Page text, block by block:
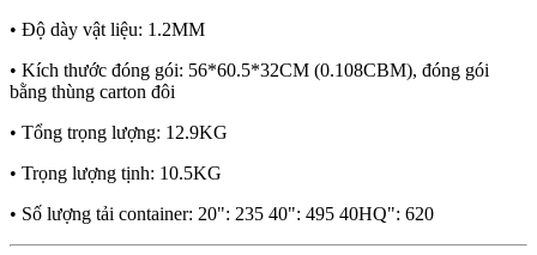
• Độ dày vật liệu: 1.2MM
• Kích thước đóng gói: 56*60.5*32CM (0.108CBM), đóng gói
bằng thùng carton đôi
• Tổng trọng lượng: 12.9KG
• Trọng lượng tịnh: 10.5KG
• Số lượng tải container: 20": 235 40": 495 40HQ": 620